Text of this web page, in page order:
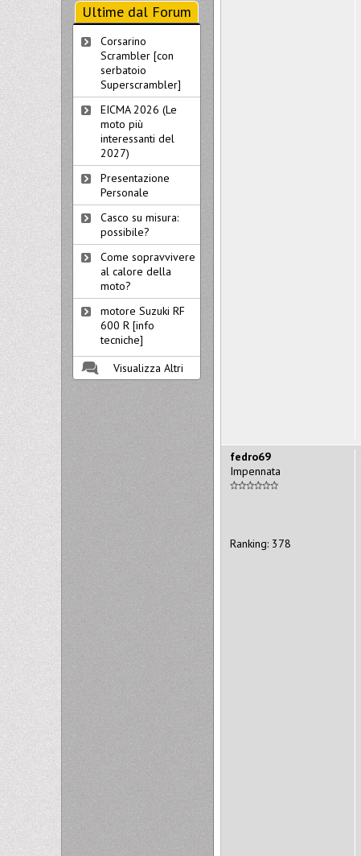
fedro69
Impennata
Ranking: 378
Ultime dal Forum
Corsarino
Scrambler [con
serbatoio
Superscrambler]
EICMA 2026 (Le
moto più
interessanti del
2027)
Presentazione
Personale
Casco su misura:
possibile?
Come sopravvivere
al calore della
moto?
motore Suzuki RF
600 R [info
tecniche]
Visualizza Altri